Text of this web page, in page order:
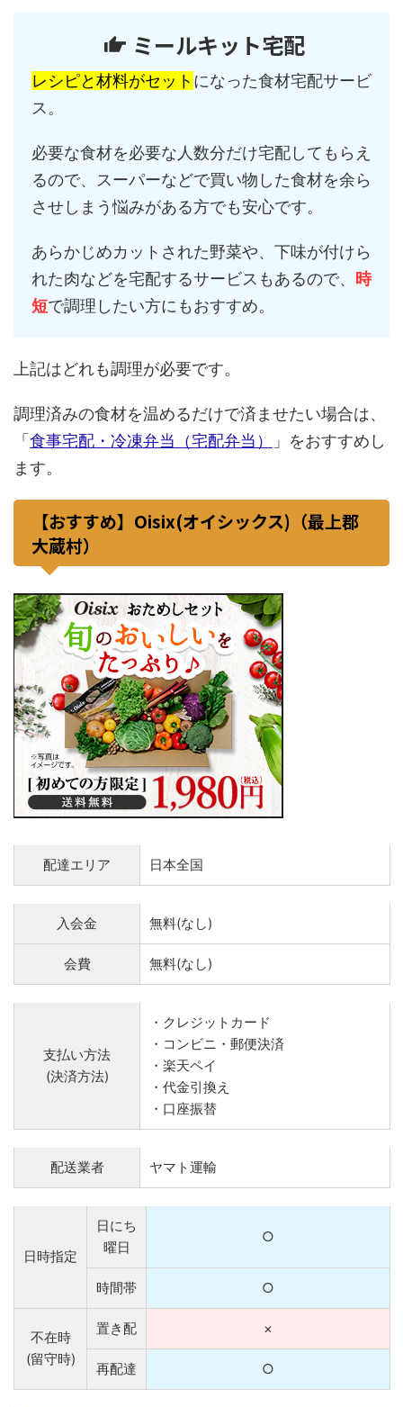
ミールキット宅配
レシピと材料がセット になった食材宅配サービ
ス。
必要な食材を必要な人数分だけ宅配してもらえ
るので、スーパーなどで買い物した食材を余ら
させしまう悩みがある方でも安心です。
あらかじめカットされた野菜や、下味が付けら
れた肉などを宅配するサービスもあるので、
時
短で調理したい方にもおすすめ。
上記はどれも調理が必要です。
調理済みの食材を温めるだけで済ませたい場合は、
「 食事宅配・冷凍弁当（宅配弁当）
」をおすすめし
ます。
【おすすめ】Oisix(オイシックス)（最上郡
大蔵村）
配達エリア 日本全国
入会金 無料(なし)
会費 無料(なし)
支払い方法
(決済方法)
・クレジットカード
・コンビニ・郵便決済
・楽天ペイ
・代金引換え
・口座振替
配送業者 ヤマト運輸
日時指定
日にち
曜日
○
時間帯 ○
不在時
(留守時)
置き配 ×
再配達 ○